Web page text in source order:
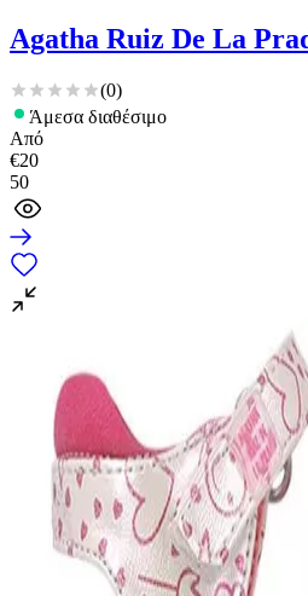
Agatha Ruiz De La
(0)
Άμεσα διαθέσιμο
Από
€20
50